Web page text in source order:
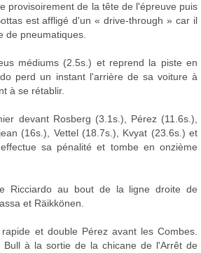
provisoirement de la tête de l'épreuve puis
est affligé d'un « drive-through » car il
de pneumatiques.
médiums (2.5s.) et reprend la piste en
perd un instant l'arrière de sa voiture à
à se rétablir.
devant Rosberg (3.1s.), Pérez (11.6s.),
(16s.), Vettel (18.7s.), Kvyat (23.6s.) et
sa pénalité et tombe en onzième
Ricciardo au bout de la ligne droite de
et Räikkönen.
et double Pérez avant les Combes.
Bull à la sortie de la chicane de l'Arrêt de